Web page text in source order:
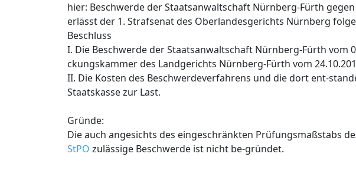
hier: Beschwerde der Staatsanwaltschaft Nürnberg-Fürth
erlässt der 1. Strafsenat des Oberlandesgerichts Nürnberg
Beschluss
I. Die Beschwerde der Staatsanwaltschaft Nürnberg-Fürth vom
ckungskammer des Landgerichts Nürnberg-Fürth vom
II. Die Kosten des Beschwerdeverfahrens und die dort ent-
Staatskasse zur Last.
Gründe:
Die auch angesichts des eingeschränkten Prüfungsmaßstabs
StPO zulässige Beschwerde ist nicht be-gründet.